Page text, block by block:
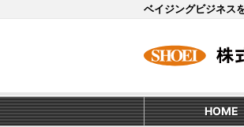
ベイジングビジネス
HOME